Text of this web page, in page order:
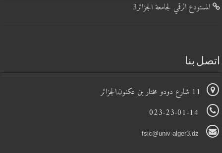
المستودع الرقمي لجامعة الجزائر3
اتصل بنا